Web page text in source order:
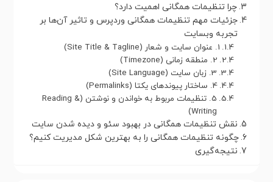
چرا تنظیمات همگانی اهمیت دارد؟
جزئیات مهم تنظیمات همگانی وردپرس و تاثیر آن‌ها بر
تجربه وبسایت
1. عنوان سایت و شعار (Site Title & Tagline)
2. منطقه زمانی (Timezone)
3. زبان سایت (Site Language)
4. ساختار پیوندهای یکتا (Permalinks)
5. تنظیمات مربوط به خواندن و نوشتن (Reading &
Writing)
نقش تنظیمات همگانی در بهبود سئو و دیده شدن سایت
چگونه تنظیمات همگانی را به بهترین شکل مدیریت کنیم؟
نتیجه‌گیری